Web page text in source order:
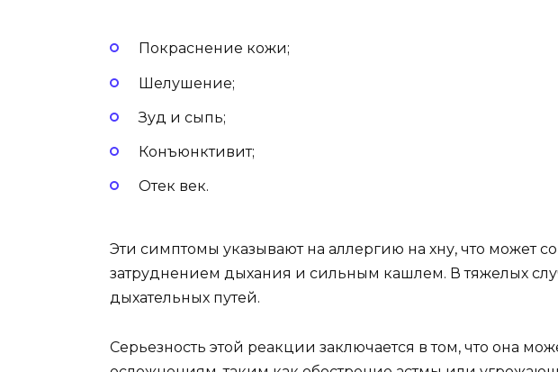
Покраснение кожи;
Шелушение;
Зуд и сыпь;
Конъюнктивит;
Отек век.
Эти симптомы указывают на аллергию на хну, что может
затруднением дыхания и сильным кашлем. В тяжелых
дыхательных путей.
Серьезность этой реакции заключается в том, что она